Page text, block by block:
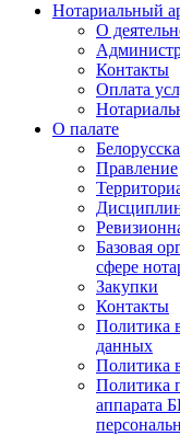
Нотариальный
О
Контакты
Оплата
О палате
Правление
Базовая
сфере
Закупки
Контакты
Политика
данных
Политика
Политика
аппарата